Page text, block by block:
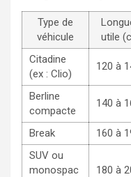
Type de
véhicule
utile
Citadine
(ex : Clio)
120 à
Berline
compacte
140 à
Break 160 à
SUV ou
monospac
180 à